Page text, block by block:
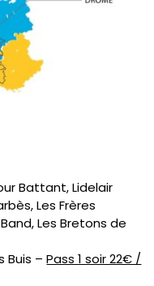
Battant, Lidelair
Les Frères
Les Bretons de
Buis –Pass 1 soir 22€ /